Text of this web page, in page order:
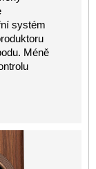
systém
Méně